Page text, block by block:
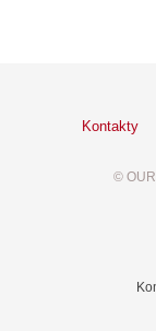
Kontakty
©